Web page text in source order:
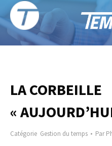
LA CORBEILLE
«
Catégorie Gestion du temps Par